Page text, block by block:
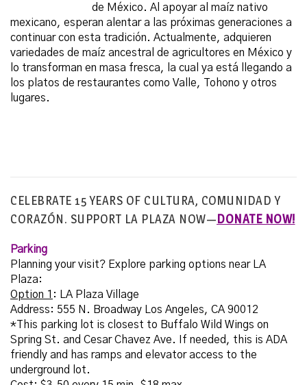
de México. Al apoyar al maíz nativo
mexicano, esperan alentar a las próximas generaciones a
continuar con esta tradición. Actualmente, adquieren
variedades de maíz ancestral de agricultores en México y
lo transforman en masa fresca, la cual ya está llegando a
los platos de restaurantes como Valle, Tohono y otros
lugares.
CELEBRATE 15 YEARS OF CULTURA, COMUNIDAD Y
CORAZÓN. SUPPORT LA PLAZA NOW—DONATE NOW!
Parking
Planning your visit? Explore parking options near LA
Plaza:
Option 1 : LA Plaza Village
Address: 555 N. Broadway Los Angeles, CA 90012
*This parking lot is closest to Buffalo Wild Wings on
Spring St. and Cesar Chavez Ave. If needed, this is ADA
friendly and has ramps and elevator access to the
underground lot.